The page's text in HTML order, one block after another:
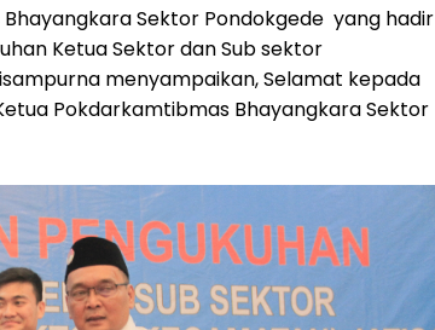
Sektor Pondokgede yang hadir
Ketua Sektor dan Sub sektor
menyampaikan, Selamat kepada
Pokdarkamtibmas Bhayangkara Sektor